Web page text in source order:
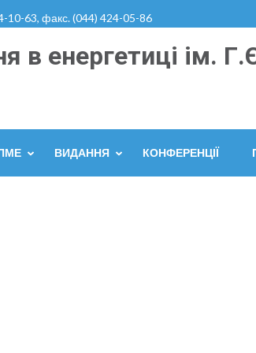
10-63, факс. (044) 424-05-86
в енергетиці ім.
ВИДАННЯ КОНФЕРЕНЦІЇ